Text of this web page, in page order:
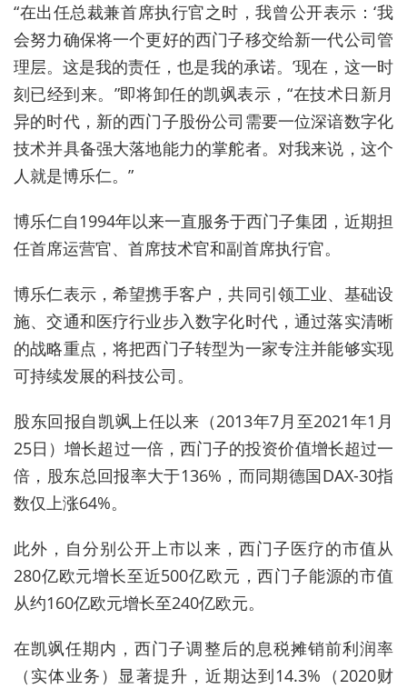
“在出任总裁兼首席执行官之时，我曾公开表示：‘我
会努力确保将一个更好的西门子移交给新一代公司管
理层。这是我的责任，也是我的承诺。’现在，这一时
刻已经到来。”即将卸任的凯飒表示，“在技术日新月
异的时代，新的西门子股份公司需要一位深谙数字化
技术并具备强大落地能力的掌舵者。对我来说，这个
人就是博乐仁。”
博乐仁自1994年以来一直服务于西门子集团，近期担
任首席运营官、首席技术官和副首席执行官。
博乐仁表示，希望携手客户，共同引领工业、基础设
施、交通和医疗行业步入数字化时代，通过落实清晰
的战略重点，将把西门子转型为一家专注并能够实现
可持续发展的科技公司。
股东回报自凯飒上任以来（2013年7月至2021年1月
25日）增长超过一倍，西门子的投资价值增长超过一
倍，股东总回报率大于136%，而同期德国DAX-30指
数仅上涨64%。
此外，自分别公开上市以来，西门子医疗的市值从
280亿欧元增长至近500亿欧元，西门子能源的市值
从约160亿欧元增长至240亿欧元。
在凯飒任期内，西门子调整后的息税摊销前利润率
（实体业务）显著提升，近期达到14.3%（2020财